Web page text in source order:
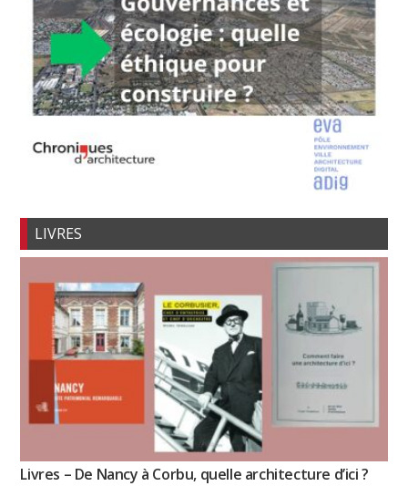
LIVRES
Livres – De Nancy à Corbu, quelle architecture d’ici ?